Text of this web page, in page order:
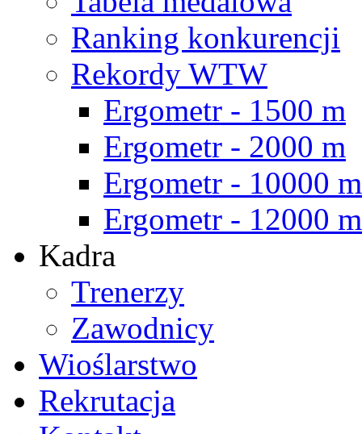
Ranking konkurencji
Rekordy WTW
Ergometr - 1500 m
Ergometr - 2000 m
Ergometr - 10000 m
Ergometr - 12000 m
Kadra
Trenerzy
Zawodnicy
Wioślarstwo
Rekrutacja